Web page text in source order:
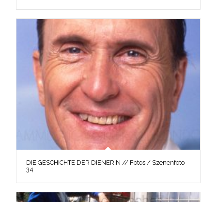
DIE GESCHICHTE DER DIENERIN // Fotos / Szenenfoto
34